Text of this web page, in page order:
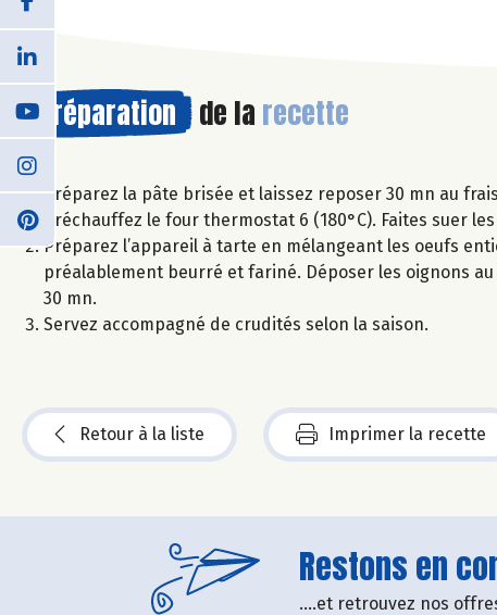
Préparation de la recette
Préparez la pâte brisée et laissez reposer 30 mn au
Préchauffez le four thermostat 6 (180°C). Faites suer
Préparez l’appareil à tarte en mélangeant les oeufs
préalablement beurré et fariné. Déposer les oignons
30 mn.
Servez accompagné de crudités selon la saison.
Retour à la liste Imprimer la recette
Restons en
....et retrouvez nos